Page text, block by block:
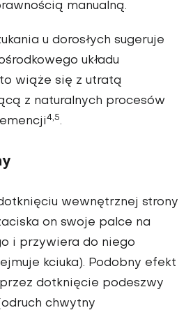
manualną.
u dorosłych sugeruje
układu
wiąże się z utratą
z naturalnych procesów
4,5.
wewnętrznej strony
on swoje palce na
i przywiera do niego
kciuka). Podobny efekt
dotknięcie podeszwy
chwytny